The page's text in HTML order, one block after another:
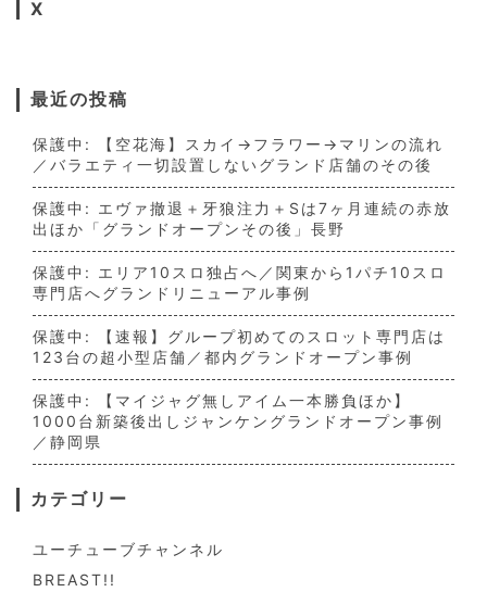
X
最近の投稿
保護中: 【空花海】スカイ→フラワー→マリンの流れ
／バラエティ一切設置しないグランド店舗のその後
保護中: エヴァ撤退＋牙狼注力＋Sは7ヶ月連続の赤放
出ほか「グランドオープンその後」長野
保護中: エリア10スロ独占へ／関東から1パチ10スロ
専門店へグランドリニューアル事例
保護中: 【速報】グループ初めてのスロット専門店は
123台の超小型店舗／都内グランドオープン事例
保護中: 【マイジャグ無しアイム一本勝負ほか】
1000台新築後出しジャンケングランドオープン事例
／静岡県
カテゴリー
ユーチューブチャンネル
BREAST!!